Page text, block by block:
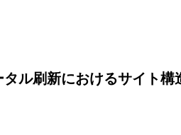
ル刷新におけるサイト